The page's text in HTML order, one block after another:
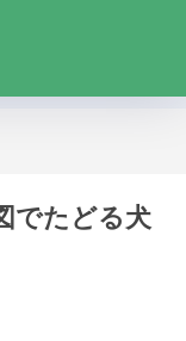
でたどる犬